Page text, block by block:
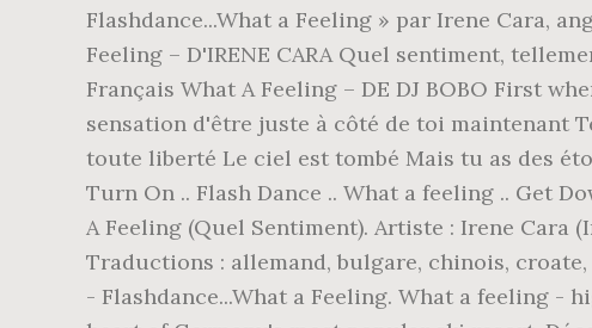
Flashdance...What a Feeling » par Irene Cara,
Feeling – D'IRENE CARA Quel sentiment,
Français What A Feeling – DE DJ BOBO First
sensation d'être juste à côté de toi maintenant
toute liberté Le ciel est tombé Mais tu as des
Turn On .. Flash Dance .. What a feeling .. Get
A Feeling (Quel Sentiment). Artiste : Irene Cara
Traductions : allemand, bulgare, chinois,
- Flashdance...What a Feeling. What a feeling